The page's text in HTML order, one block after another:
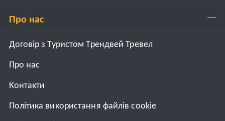
Про нас
Договір з Туристом Трендвей Тревел
Про нас
Контакти
Політика використання файлів cookie